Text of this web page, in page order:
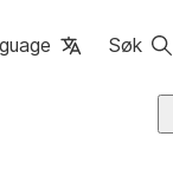
Søk